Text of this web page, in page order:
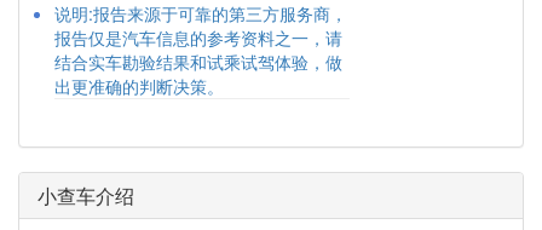
说明:报告来源于可靠的第三方服务商，
报告仅是汽车信息的参考资料之一，请
结合实车勘验结果和试乘试驾体验，做
出更准确的判断决策。
小查车介绍